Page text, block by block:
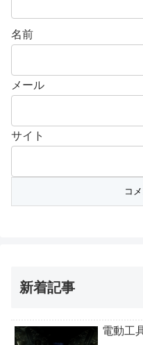
名前
メール
サイト
新着記事
電動工